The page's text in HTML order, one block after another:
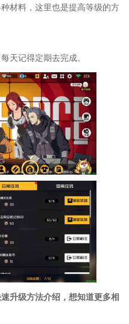
材料，这里也是提高等级的方
天记得定期去完成。
升级方法介绍，想知道更多相